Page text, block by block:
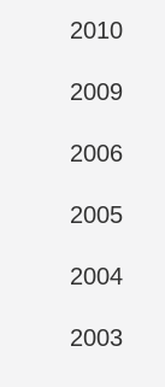
2010
2009
2006
2005
2004
2003